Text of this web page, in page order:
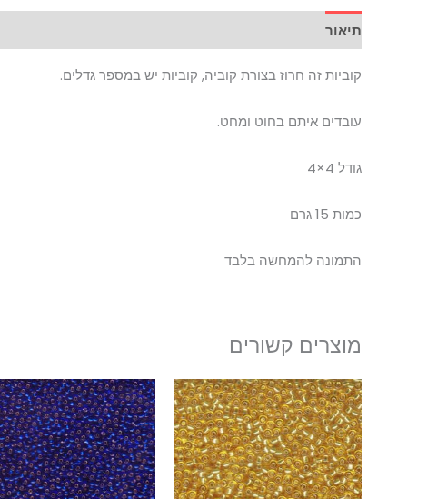
תיאור
קוביות זה חרוז בצורת קוביה, קוביות יש במספר גדלים.
עובדים איתם בחוט ומחט.
גודל 4×4
כמות 15 גרם
התמונה להמחשה בלבד
מוצרים קשורים
טווח
מחירים:
עד
למוצר
זה
יש
מספר
סוגים.